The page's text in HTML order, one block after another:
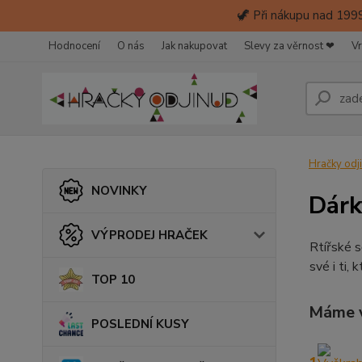
🦖 Při nákupu nad
Hodnocení O nás Jak nakupovat Slevy za věrnost ❤
NOVINKY
VÝPRODEJ HRAČEK
TOP 10
POSLEDNÍ KUSY
Hračky
Rtířské
své i ti,
Máme